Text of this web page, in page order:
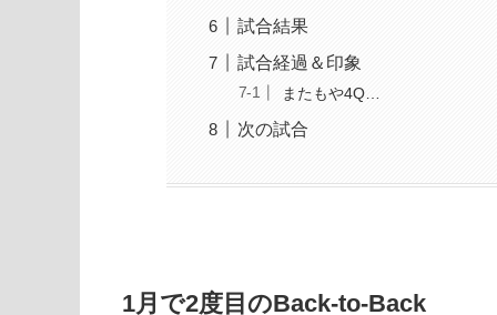
試合結果
試合経過＆印象
またもや4Q…
次の試合
1月で2度目のBack-to-Back